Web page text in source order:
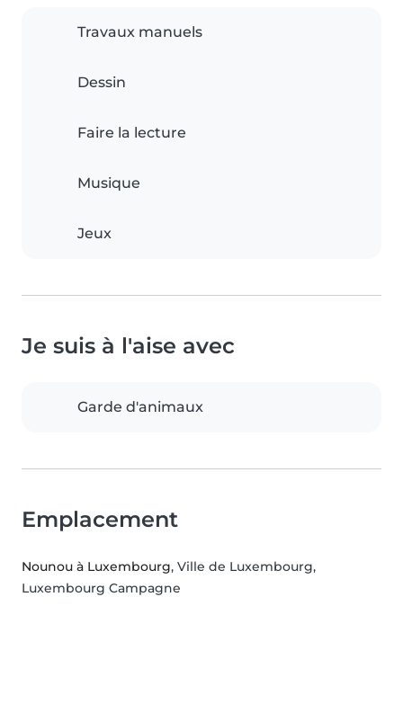
Travaux manuels
Dessin
Faire la lecture
Musique
Jeux
Je suis à l'aise avec
Garde d'animaux
Emplacement
Nounou à Luxembourg, Ville de Luxembourg,
Luxembourg Campagne